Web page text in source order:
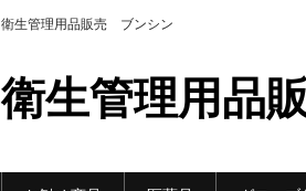
衛生管理用品販売 ブンシン
衛生管理用品